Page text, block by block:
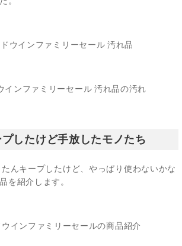
したけど手放したモノたち
んキープしたけど、やっぱり使わないかな
を紹介します。